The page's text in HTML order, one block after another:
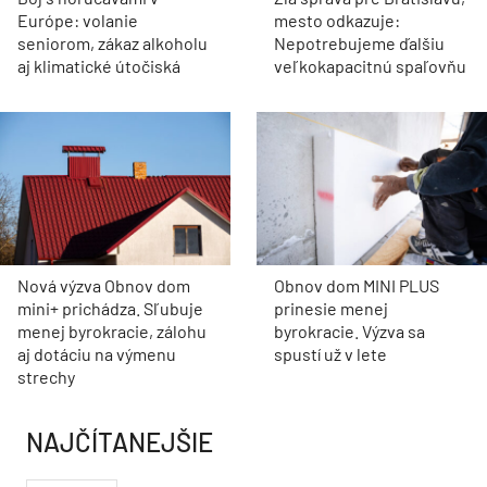
Európe: volanie
seniorom, zákaz alkoholu
aj klimatické útočiská
mesto odkazuje:
Nepotrebujeme ďalšiu
veľkokapacitnú spaľovňu
Nová výzva Obnov dom
mini+ prichádza. Sľubuje
menej byrokracie, zálohu
aj dotáciu na výmenu
strechy
Obnov dom MINI PLUS
prinesie menej
byrokracie. Výzva sa
spustí už v lete
NAJČÍTANEJŠIE